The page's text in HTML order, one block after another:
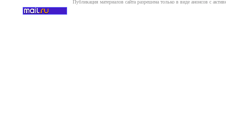
Публикация материалов сайта разрешена только в виде анонсов с